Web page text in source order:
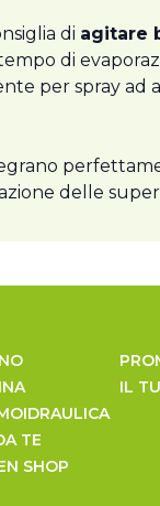
di agitare
di
per spray ad
delle
TE
SHOP
IL